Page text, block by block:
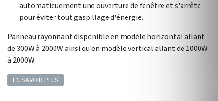
automatiquement une ouverture de fenêtre et s'arrête
pour éviter tout gaspillage d'énergie.
Panneau rayonnant disponible en modèle horizontal allant
de 300W à 2000W ainsi qu'en modèle vertical allant de 1000W
à 2000W.
EN SAVOIR PLUS